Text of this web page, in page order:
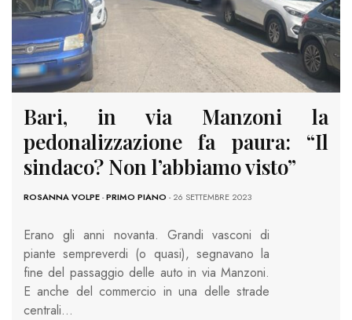
Bari, in via Manzoni la
pedonalizzazione fa paura: “Il
sindaco? Non l’abbiamo visto”
ROSANNA VOLPE-PRIMO PIANO - 26 SETTEMBRE 2023
Erano gli anni novanta. Grandi vasconi di
piante sempreverdi (o quasi), segnavano la
fine del passaggio delle auto in via Manzoni.
E anche del commercio in una delle strade
centrali…